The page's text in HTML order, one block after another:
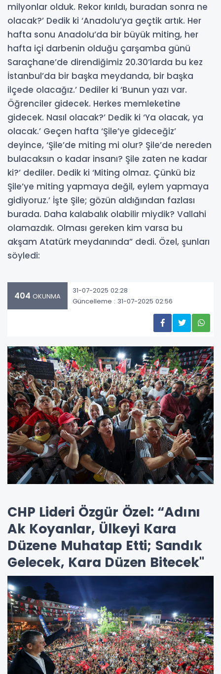
milyonlar olduk. Rekor kırıldı, buradan sonra ne
olacak?’ Dedik ki ‘Anadolu’ya geçtik artık. Her
hafta sonu Anadolu’da bir büyük miting, her
hafta içi darbenin olduğu çarşamba günü
Saraçhane’de direndiğimiz 20.30’larda bu kez
İstanbul’da bir başka meydanda, bir başka
ilçede olacağız.’ Dediler ki ‘Bunun yazı var.
Öğrenciler gidecek. Herkes memleketine
gidecek. Nasıl olacak?’ Dedik ki ‘Ya olacak, ya
olacak.’ Geçen hafta ‘Şile’ye gideceğiz’
deyince, ‘Şile’de miting mi olur? Şile’de nereden
bulacaksın o kadar insanı? Şile zaten ne kadar
ki?’ dediler. Dedik ki ‘Miting olmaz. Çünkü biz
Şile’ye miting yapmaya değil, eylem yapmaya
gidiyoruz.’ İşte Şile; gözün aldığından fazlası
burada. Daha kalabalık olabilir miydik? Vallahi
olamazdık. Olması gereken kim varsa bu
akşam Atatürk meydanında” dedi. Özel, şunları
söyledi:
404 OKUNMA
31-07-2025 02:28
Güncelleme : 31-07-2025 02:56
CHP Lideri Özgür Özel: “Adını
Ak Koyanlar, Ülkeyi Kara
Düzene Muhatap Etti; Sandık
Gelecek, Kara Düzen Bitecek"